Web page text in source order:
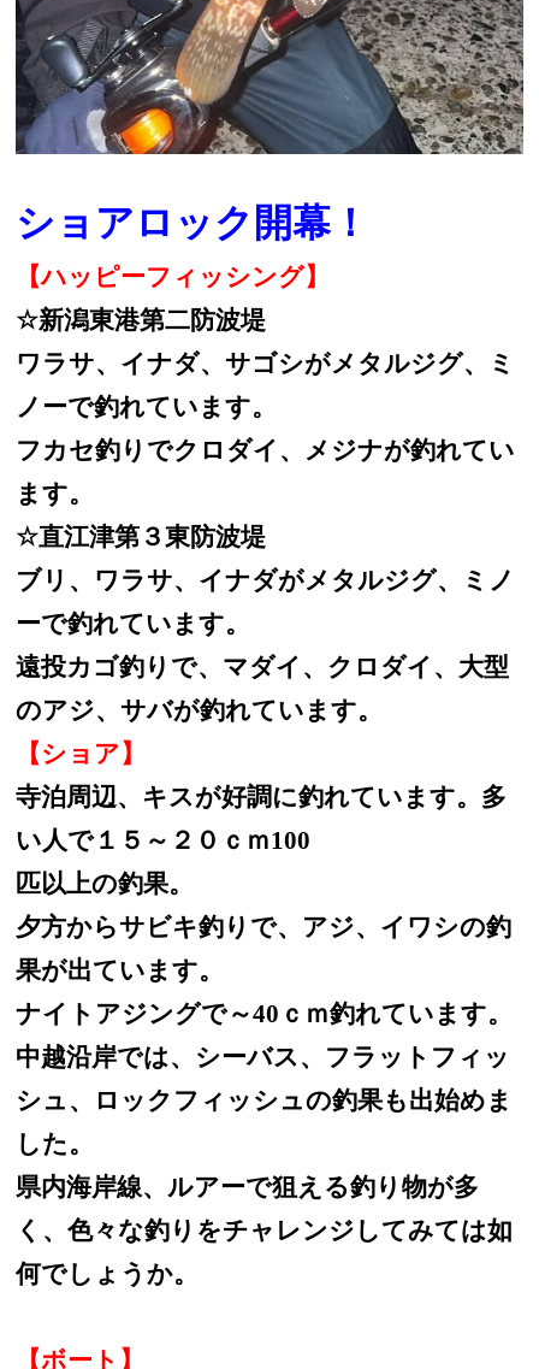
ショアロック開幕！
【ハッピーフィッシング】
☆新潟東港第二防波堤
ワラサ、イナダ、サゴシがメタルジグ、ミ
ノーで釣れています。
フカセ釣りでクロダイ、メジナが釣れてい
ます。
☆直江津第３東防波堤
ブリ、ワラサ、イナダがメタルジグ、ミノ
ーで釣れています。
遠投カゴ釣りで、マダイ、クロダイ、大型
のアジ、サバが釣れています。
【ショア】
寺泊周辺、キスが好調に釣れています。多
い人で１５～２０ｃｍ100
匹以上の釣果。
夕方からサビキ釣りで、アジ、イワシの釣
果が出ています。
ナイトアジングで～40ｃｍ釣れています。
中越沿岸では、シーバス、フラットフィッ
シュ、ロックフィッシュの釣果も出始めま
した。
県内海岸線、ルアーで狙える釣り物が多
く、色々な釣りをチャレンジしてみては如
何でしょうか。
【ボート】